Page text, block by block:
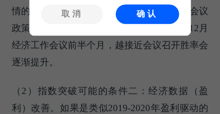
情的时间。建议重点关注12月中央经济工作会议
政策定调。另一方面，从季节性因素来看，12月
经济工作会议前半个月，越接近会议召开胜率会
逐渐提升。
（2）指数突破可能的条件二：经济数据（盈
利）改善。如果是类似2019-2020年盈利驱动的
取消 确认